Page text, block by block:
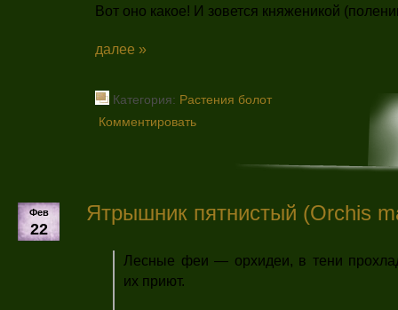
Вот оно какое! И зовется княженикой
далее »
Категория: Растения болот
Комментировать
Фев
22
Ятрышник пятнистый (Orchis
Лесные феи — орхидеи, в тени
их приют.